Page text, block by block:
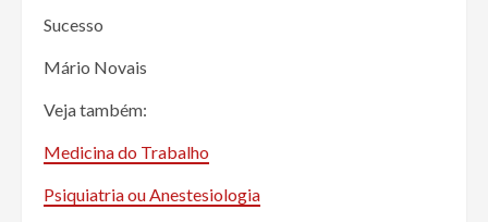
Sucesso
Mário Novais
Veja também:
Medicina do Trabalho
Psiquiatria ou Anestesiologia